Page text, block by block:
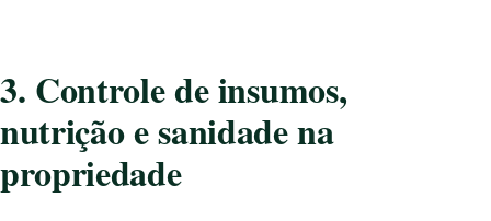
3. Controle de insumos,
nutrição e sanidade na
propriedade